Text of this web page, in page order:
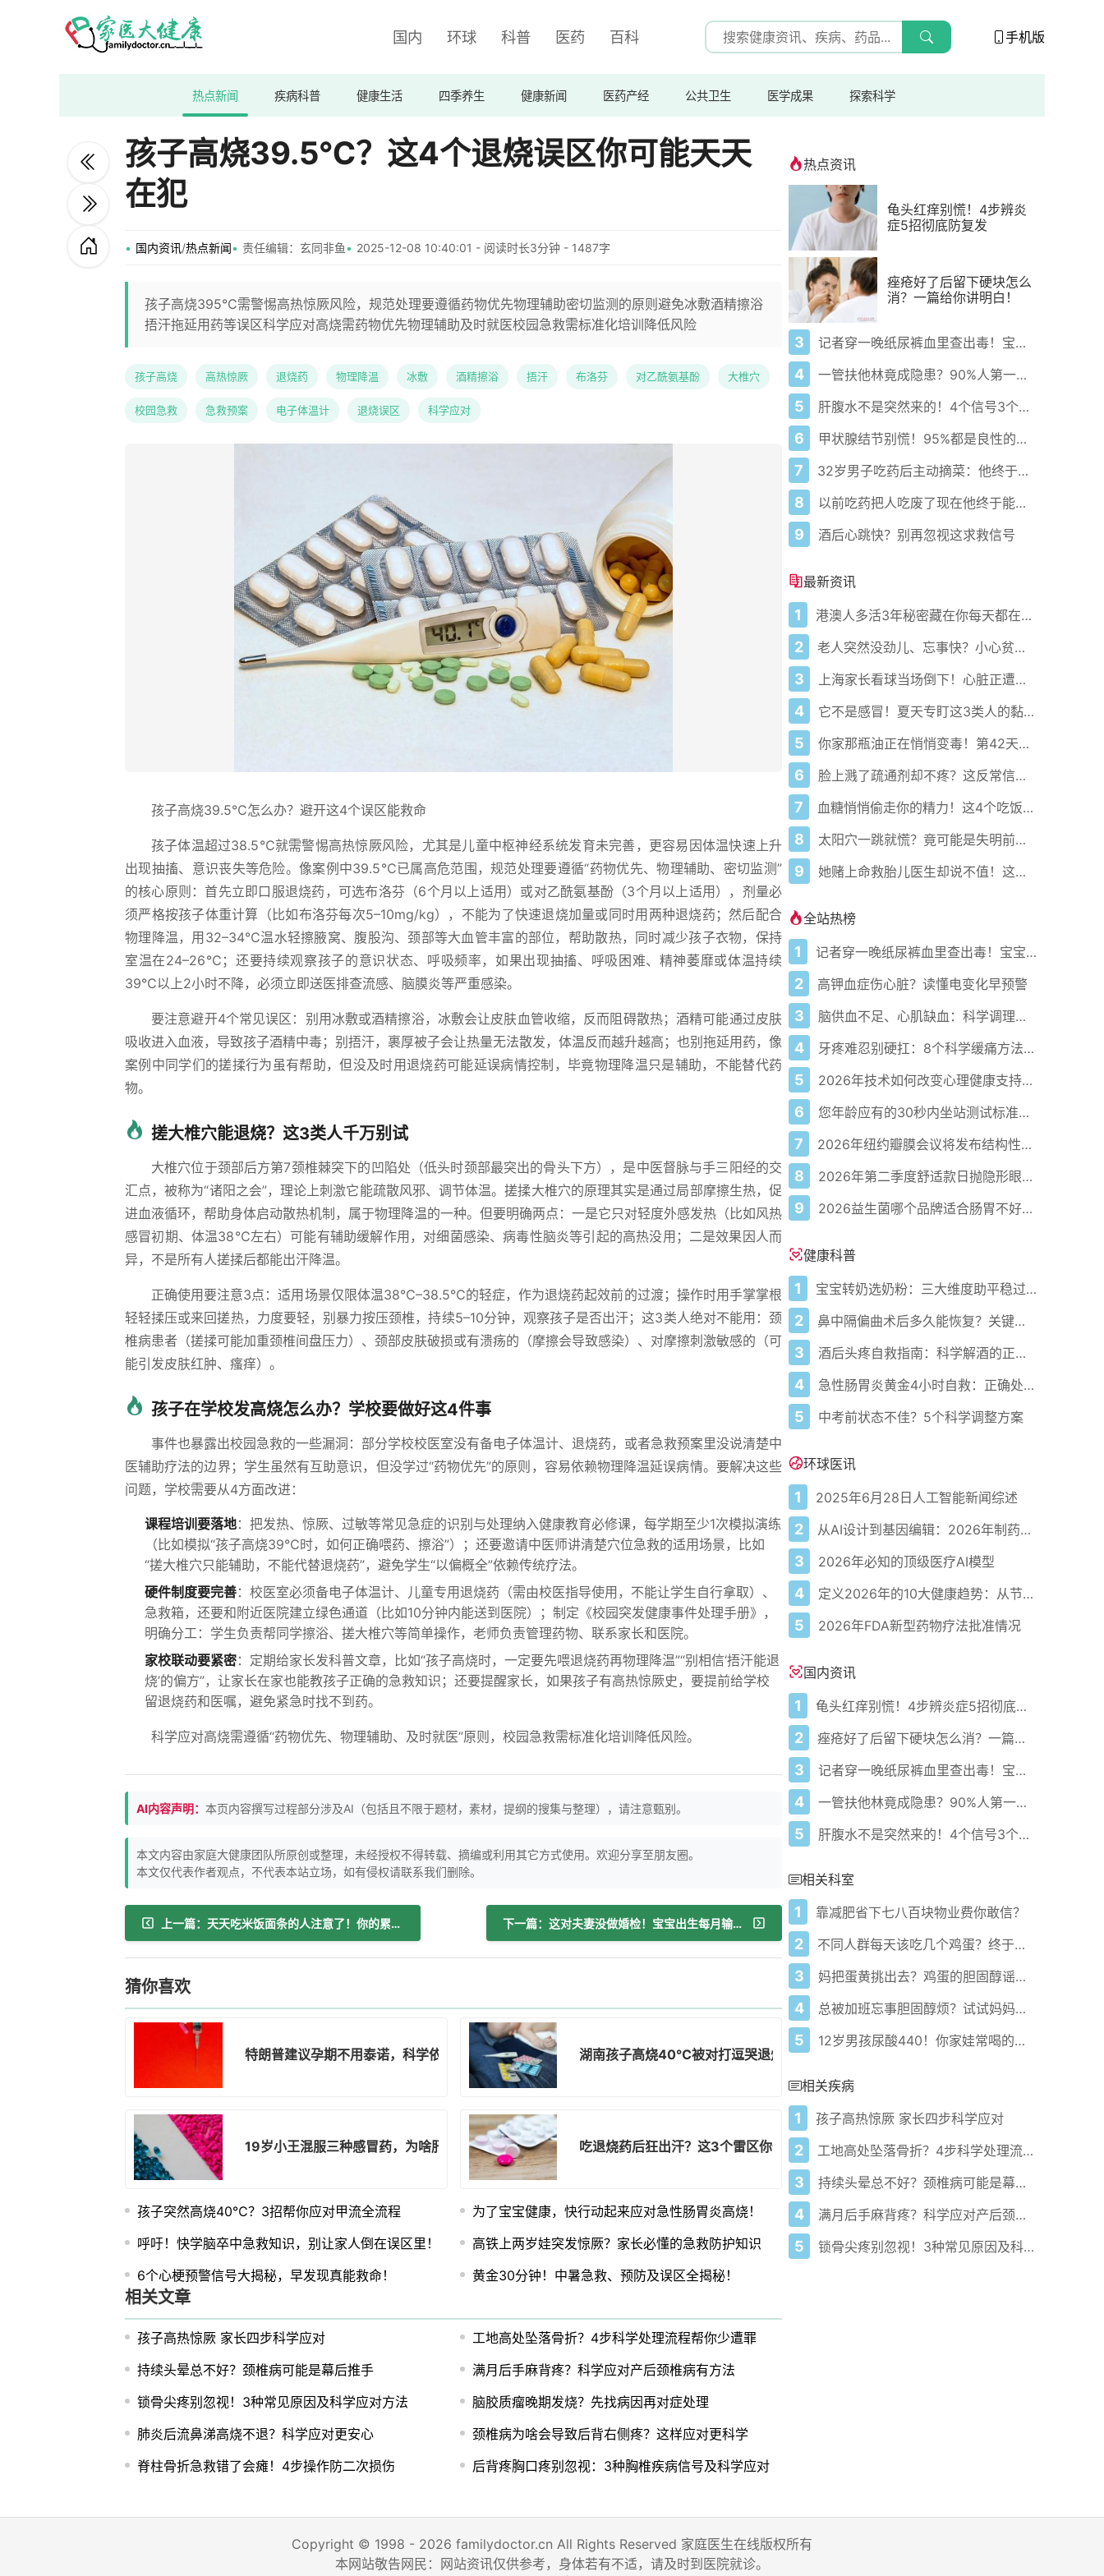
国内 环球 科普 医药 百科 手机版
热点新闻 疾病科普 健康生活 四季养生 健康新闻 医药产经 公共卫生 医学成果 探索科学
孩子高烧39.5℃？这4个退烧误区你可能天天
在犯
国内资讯/热点新闻 责任编辑：玄同非鱼​ 2025-12-08 10:40:01 - 阅读时长3分钟 - 1487字
孩子高烧395℃需警惕高热惊厥风险，规范处理要遵循药物优先物理辅助密切监测的原则避免冰敷酒精擦浴
捂汗拖延用药等误区科学应对高烧需药物优先物理辅助及时就医校园急救需标准化培训降低风险
孩子高烧 高热惊厥 退烧药 物理降温 冰敷 酒精擦浴 捂汗 布洛芬 对乙酰氨基酚 大椎穴
校园急救 急救预案 电子体温计 退烧误区 科学应对
孩子高烧39.5℃怎么办？避开这4个误区能救命
孩子体温超过38.5℃就需警惕高热惊厥风险，尤其是儿童中枢神经系统发育未完善，更容易因体温快速上升
出现抽搐、意识丧失等危险。像案例中39.5℃已属高危范围，规范处理要遵循“药物优先、物理辅助、密切监测”
的核心原则：首先立即口服退烧药，可选布洛芬（6个月以上适用）或对乙酰氨基酚（3个月以上适用），剂量必
须严格按孩子体重计算（比如布洛芬每次5–10mg/kg），不能为了快速退烧加量或同时用两种退烧药；然后配合
物理降温，用32–34℃温水轻擦腋窝、腹股沟、颈部等大血管丰富的部位，帮助散热，同时减少孩子衣物，保持
室温在24–26℃；还要持续观察孩子的意识状态、呼吸频率，如果出现抽搐、呼吸困难、精神萎靡或体温持续
39℃以上2小时不降，必须立即送医排查流感、脑膜炎等严重感染。
要注意避开4个常见误区：别用冰敷或酒精擦浴，冰敷会让皮肤血管收缩，反而阻碍散热；酒精可能通过皮肤
吸收进入血液，导致孩子酒精中毒；别捂汗，裹厚被子会让热量无法散发，体温反而越升越高；也别拖延用药，像
案例中同学们的搓揉行为虽有帮助，但没及时用退烧药可能延误病情控制，毕竟物理降温只是辅助，不能替代药
物。
搓大椎穴能退烧？这3类人千万别试
大椎穴位于颈部后方第7颈椎棘突下的凹陷处（低头时颈部最突出的骨头下方），是中医督脉与手三阳经的交
汇点，被称为“诸阳之会”，理论上刺激它能疏散风邪、调节体温。搓揉大椎穴的原理其实是通过局部摩擦生热，促
进血液循环，帮助身体启动散热机制，属于物理降温的一种。但要明确两点：一是它只对轻度外感发热（比如风热
感冒初期、体温38℃左右）可能有辅助缓解作用，对细菌感染、病毒性脑炎等引起的高热没用；二是效果因人而
异，不是所有人搓揉后都能出汗降温。
正确使用要注意3点：适用场景仅限体温38℃–38.5℃的轻症，作为退烧药起效前的过渡；操作时用手掌掌根
轻轻揉压或来回搓热，力度要轻，别暴力按压颈椎，持续5–10分钟，观察孩子是否出汗；这3类人绝对不能用：颈
椎病患者（搓揉可能加重颈椎间盘压力）、颈部皮肤破损或有溃疡的（摩擦会导致感染）、对摩擦刺激敏感的（可
能引发皮肤红肿、瘙痒）。
孩子在学校发高烧怎么办？学校要做好这4件事
事件也暴露出校园急救的一些漏洞：部分学校校医室没有备电子体温计、退烧药，或者急救预案里没说清楚中
医辅助疗法的边界；学生虽然有互助意识，但没学过“药物优先”的原则，容易依赖物理降温延误病情。要解决这些
问题，学校需要从4方面改进：
课程培训要落地：把发热、惊厥、过敏等常见急症的识别与处理纳入健康教育必修课，每学期至少1次模拟演练
（比如模拟“孩子高烧39℃时，如何正确喂药、擦浴”）；还要邀请中医师讲清楚穴位急救的适用场景，比如
“搓大椎穴只能辅助，不能代替退烧药”，避免学生“以偏概全”依赖传统疗法。
硬件制度要完善：校医室必须备电子体温计、儿童专用退烧药（需由校医指导使用，不能让学生自行拿取）、
急救箱，还要和附近医院建立绿色通道（比如10分钟内能送到医院）；制定《校园突发健康事件处理手册》，
明确分工：学生负责帮同学擦浴、搓大椎穴等简单操作，老师负责管理药物、联系家长和医院。
家校联动要紧密：定期给家长发科普文章，比如“孩子高烧时，一定要先喂退烧药再物理降温”“别相信‘捂汗能退
烧’的偏方”，让家长在家也能教孩子正确的急救知识；还要提醒家长，如果孩子有高热惊厥史，要提前给学校
留退烧药和医嘱，避免紧急时找不到药。
科学应对高烧需遵循“药物优先、物理辅助、及时就医”原则，校园急救需标准化培训降低风险。
AI内容声明： 本页内容撰写过程部分涉及AI（包括且不限于题材，素材，提纲的搜集与整理），请注意甄别。
本文内容由家庭大健康团队所原创或整理，未经授权不得转载、摘编或利用其它方式使用。欢迎分享至朋友圈。
本文仅代表作者观点，不代表本站立场，如有侵权请联系我们删除。
上一篇：天天吃米饭面条的人注意了！你的累和睡不好可能因为少了它 下一篇：这对夫妻没做婚检！宝宝出生每月输血3000
猜你喜欢
特朗普建议孕期不用泰诺，科学依据到底靠谱吗？ 湖南孩子高烧40℃被对打逗哭退烧这方法有多危险
19岁小王混服三种感冒药，为啥肝功能超正常值38倍？ 吃退烧药后狂出汗？这3个雷区你一定要避开
孩子突然高烧40℃？3招帮你应对甲流全流程
为了宝宝健康，快行动起来应对急性肠胃炎高烧！
呼吁！快学脑卒中急救知识，别让家人倒在误区里！
高铁上两岁娃突发惊厥？家长必懂的急救防护知识
6个心梗预警信号大揭秘，早发现真能救命！
黄金30分钟！中暑急救、预防及误区全揭秘！
相关文章
孩子高热惊厥 家长四步科学应对
工地高处坠落骨折？4步科学处理流程帮你少遭罪
持续头晕总不好？颈椎病可能是幕后推手
满月后手麻背疼？科学应对产后颈椎病有方法
锁骨尖疼别忽视！3种常见原因及科学应对方法
脑胶质瘤晚期发烧？先找病因再对症处理
肺炎后流鼻涕高烧不退？科学应对更安心
颈椎病为啥会导致后背右侧疼？这样应对更科学
脊柱骨折急救错了会瘫！4步操作防二次损伤
后背疼胸口疼别忽视：3种胸椎疾病信号及科学应对
热点资讯
龟头红痒别慌！4步辨炎
症5招彻底防复发
痤疮好了后留下硬块怎么
消？一篇给你讲明白！
3 记者穿一晚纸尿裤血里查出毒！宝宝血液浓度竟是成人的5倍？
4 一管扶他林竟成隐患？90%人第一步就错了！
5 肝腹水不是突然来的！4个信号3个管理要点别等肚子鼓起来
6 甲状腺结节别慌！95%都是良性的科学应对指南
7 32岁男子吃药后主动摘菜：他终于活过来了？
8 以前吃药把人吃废了现在他终于能好起来了
9 酒后心跳快？别再忽视这求救信号
最新资讯
1 港澳人多活3年秘密藏在你每天都在做的事里！
2 老人突然没劲儿、忘事快？小心贫血悄悄偷走力气和记性！真不是老了
3 上海家长看球当场倒下！心脏正遭四重暴击谁还敢熬
4 它不是感冒！夏天专盯这3类人的黏人暑湿正悄悄发作
5 你家那瓶油正在悄悄变毒！第42天它就不再是食用油了
6 脸上溅了疏通剂却不疼？这反常信号其实是夺命倒计时！
7 血糖悄悄偷走你的精力！这4个吃饭习惯你中招了吗？
8 太阳穴一跳就慌？竟可能是失明前兆！快查清是哪种头痛
9 她赌上命救胎儿医生却说不值！这剧揭穿高危孕产最大误区
全站热榜
1 记者穿一晚纸尿裤血里查出毒！宝宝血液浓度竟是成人的5倍？
2 高钾血症伤心脏？读懂电变化早预警
3 脑供血不足、心肌缺血：科学调理全攻略
4 牙疼难忍别硬扛：8个科学缓痛方法收好
5 2026年技术如何改变心理健康支持的获取方式
6 您年龄应有的30秒内坐站测试标准次数
7 2026年纽约瓣膜会议将发布结构性心脏病最新研究成果
8 2026年第二季度舒适款日抛隐形眼镜推荐，优瞳主打长效佩戴体验
9 2026益生菌哪个品牌适合肠胃不好的人，常年饱受肠胃病痛看过来，梳理实用十大品牌
健康科普
1 宝宝转奶选奶粉：三大维度助平稳过渡
2 鼻中隔偏曲术后多久能恢复？关键看这几点
3 酒后头疼自救指南：科学解酒的正确打开方式
4 急性肠胃炎黄金4小时自救：正确处置与误区避坑关键
5 中考前状态不佳？5个科学调整方案
环球医讯
1 2025年6月28日人工智能新闻综述
2 从AI设计到基因编辑：2026年制药领域重大突破
3 2026年必知的顶级医疗AI模型
4 定义2026年的10大健康趋势：从节律健康到冷热交替疗法
5 2026年FDA新型药物疗法批准情况
国内资讯
1 龟头红痒别慌！4步辨炎症5招彻底防复发
2 痤疮好了后留下硬块怎么消？一篇给你讲明白！
3 记者穿一晚纸尿裤血里查出毒！宝宝血液浓度竟是成人的5倍？
4 一管扶他林竟成隐患？90%人第一步就错了！
5 肝腹水不是突然来的！4个信号3个管理要点别等肚子鼓起来
相关科室
1 靠减肥省下七八百块物业费你敢信？
2 不同人群每天该吃几个鸡蛋？终于说清楚了
3 妈把蛋黄挑出去？鸡蛋的胆固醇谣言该破了
4 总被加班忘事胆固醇烦？试试妈妈的黄花菜
5 12岁男孩尿酸440！你家娃常喝的饮料浓汤要当心
相关疾病
1 孩子高热惊厥 家长四步科学应对
2 工地高处坠落骨折？4步科学处理流程帮你少遭罪
3 持续头晕总不好？颈椎病可能是幕后推手
4 满月后手麻背疼？科学应对产后颈椎病有方法
5 锁骨尖疼别忽视！3种常见原因及科学应对方法
Copyright © 1998 - 2026 familydoctor.cn All Rights Reserved 家庭医生在线版权所有
本网站敬告网民：网站资讯仅供参考，身体若有不适，请及时到医院就诊。